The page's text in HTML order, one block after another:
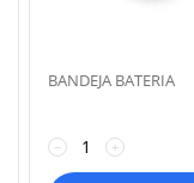
BANDEJA BATERIA
+
−